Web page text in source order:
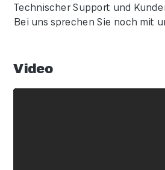
Technischer Support und
Bei uns sprechen Sie noch mit
Video